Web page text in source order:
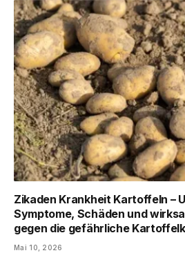
Zikaden Krankheit Kartoffeln –
Symptome, Schäden und
gegen die gefährliche
Mai 10, 2026